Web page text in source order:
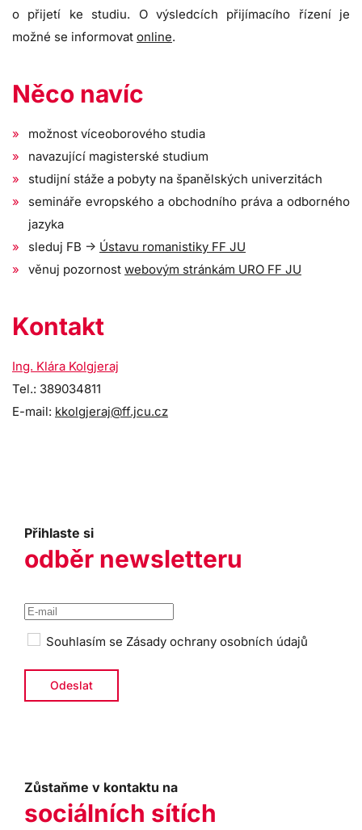
o přijetí ke studiu. O výsledcích přijímacího řízení je
možné se informovat online.
Něco navíc
možnost víceoborového studia
navazující magisterské studium
studijní stáže a pobyty na španělských univerzitách
semináře evropského a obchodního práva a odborného
jazyka
sleduj FB -> Ústavu romanistiky FF JU
věnuj pozornost webovým stránkám URO FF JU
Kontakt
Ing. Klára Kolgjeraj
Tel.: 389034811
E-mail: kkolgjeraj@ff.jcu.cz
Přihlaste si
odběr newsletteru
Souhlasím se Zásady ochrany osobních údajů
Zůstaňme v kontaktu na
sociálních sítích